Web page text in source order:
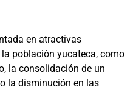
en atractivas
población yucateca, como
la consolidación de un
la disminución en las